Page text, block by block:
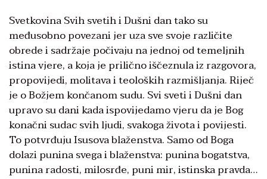
Svetkovina Svih svetih i Dušni dan tako su
međusobno povezani jer uza sve svoje različite
obrede i sadržaje počivaju na jednoj od temeljnih
istina vjere, a koja je prilično iščeznula iz razgovora,
propovijedi, molitava i teoloških razmišljanja. Riječ
je o Božjem končanom sudu. Svi sveti i Dušni dan
upravo su dani kada ispovijedamo vjeru da je Bog
konačni sudac svih ljudi, svakoga života i povijesti.
To potvrđuju Isusova blaženstva. Samo od Boga
dolazi punina svega i blaženstva: punina bogatstva,
punina radosti, milosrđe, puni mir, istinska pravda…